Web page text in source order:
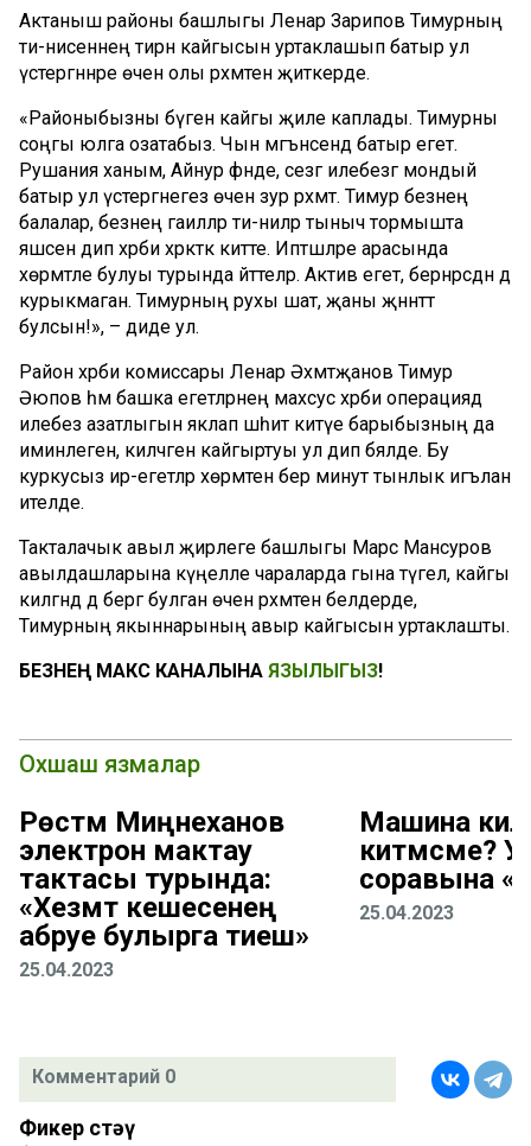
Актаныш районы башлыгы Ленар Зарипов Тимурның
әти-әнисеннең тирән кайгысын уртаклашып батыр ул
үстергәннәре өчен олы рәхмәтен җиткерде.
«Районыбызны бүген кайгы җиле каплады. Тимурны
соңгы юлга озатабыз. Чын мәгънәсендә батыр егет.
Рушания ханым, Айнур әфәнде, сезгә илебезгә мондый
батыр ул үстергәнегез өчен зур рәхмәт. Тимур безнең
балалар, безнең гаиләләр әти-әниләр тыныч тормышта
яшәсен дип хәрби хәрәкәткә китте. Иптәшләре арасында
хөрмәтле булуы турында әйттеләр. Актив егет, бернәрсәдән дә
курыкмаган. Тимурның рухы шат, җаны җәннәттә
булсын!», – диде ул.
Район хәрби комиссары Ленар Әхмәтҗанов Тимур
Әюпов һәм башка егетләрнең махсус хәрби операциядә
илебез азатлыгын яклап шәһит китүе барыбызның да
иминлеген, киләчәген кайгыртуы ул дип бәяләде. Бу
куркусыз ир-егетләр хөрмәтенә бер минут тынлык игълан
ителде.
Такталачык авыл җирлеге башлыгы Марс Мансуров
авылдашларына күңелле чараларда гына түгел, кайгы
килгәндә дә бергә булган өчен рәхмәтен белдерде,
Тимурның якыннарының авыр кайгысын уртаклашты.
БЕЗНЕҢ МАКС КАНАЛЫНА ЯЗЫЛЫГЫЗ!
Охшаш язмалар
Рөстәм Миңнеханов
электрон мактау
тактасы турында:
«Хезмәт кешесенең
абруе булырга тиеш»
25.04.2023
Машина
китмәсме?
соравына
25.04.2023
Комментарий 0
Фикер өстәү